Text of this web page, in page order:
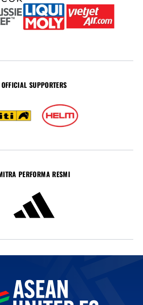
OFFICIAL SUPPORTERS
PERFORMA RESMI